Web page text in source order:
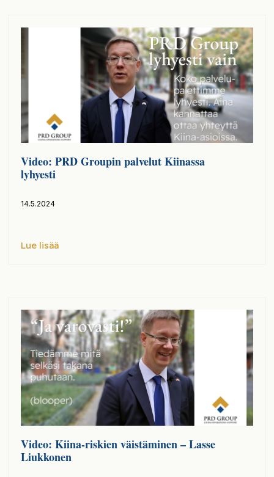
Video: PRD Groupin palvelut Kiinassa
lyhyesti
14.5.2024
Lue lisää
Video: Kiina-riskien väistäminen – Lasse
Liukkonen